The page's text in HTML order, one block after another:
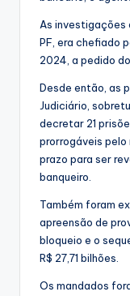
As investigações
PF, era chefiado
2024, a pedido
Desde então, as
Judiciário,
decretar 21
prorrogáveis
prazo para ser
banqueiro.
Também foram
apreensão de
bloqueio e o
R$ 27,71 bilhões.
Os mandados